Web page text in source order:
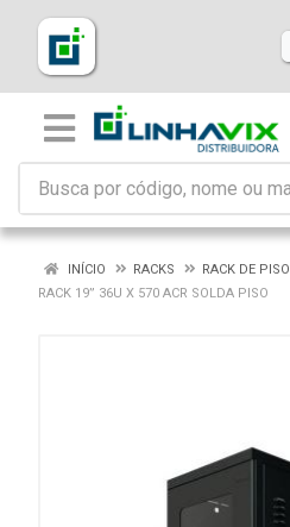
INÍCIO RACKS
RACK DE PISO
RACK 19” 36U X 570 ACR SOLDA PISO